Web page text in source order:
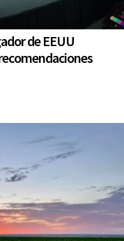
de EEUU